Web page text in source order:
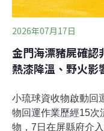
2026年07月17日
金門海漂豬屍確認
熱漆降溫、野火影
小琉球資收物啟動回
物回運作業歷經15次
物，7日在屏縣府介